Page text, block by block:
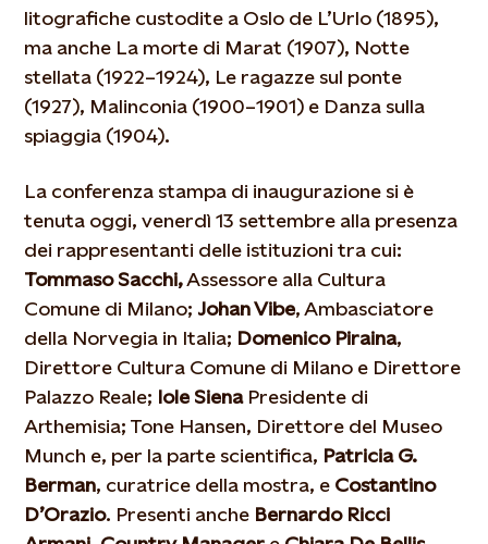
litografiche custodite a Oslo de L’Urlo (1895),
ma anche La morte di Marat (1907), Notte
stellata (1922–1924), Le ragazze sul ponte
(1927), Malinconia (1900–1901) e Danza sulla
spiaggia (1904).
La conferenza stampa di inaugurazione si è
tenuta oggi, venerdì 13 settembre alla presenza
dei rappresentanti delle istituzioni tra cui:
Tommaso Sacchi,Assessore alla Cultura
Comune di Milano; Johan Vibe, Ambasciatore
della Norvegia in Italia; Domenico Piraina,
Direttore Cultura Comune di Milano e Direttore
Palazzo Reale; Iole Siena Presidente di
Arthemisia; Tone Hansen, Direttore del Museo
Munch e, per la parte scientifica, Patricia G.
Berman, curatrice della mostra, e Costantino
D’Orazio. Presenti anche Bernardo Ricci